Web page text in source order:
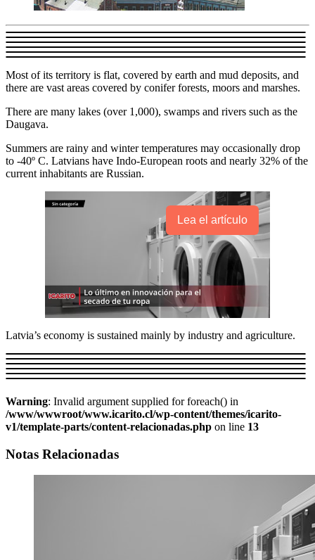
Most of its territory is flat, covered by earth and mud deposits, and
there are vast areas covered by conifer forests, moors and marshes.
There are many lakes (over 1,000), swamps and rivers such as the
Daugava.
Summers are rainy and winter temperatures may occasionally drop
to -40º C. Latvians have Indo-European roots and nearly 32% of the
current inhabitants are Russian.
Lea el artículo
Latvia’s economy is sustained mainly by industry and agriculture.
Warning: Invalid argument supplied for foreach() in
/www/wwwroot/www.icarito.cl/wp-content/themes/icarito-
v1/template-parts/content-relacionadas.php on line 13
Notas Relacionadas